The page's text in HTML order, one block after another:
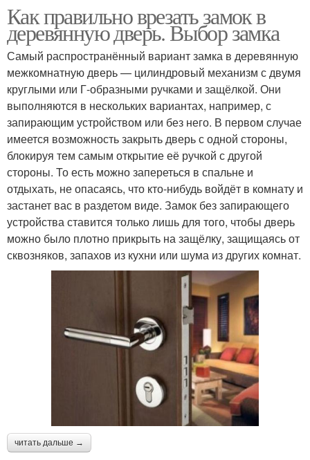
Как правильно врезать замок в
деревянную дверь. Выбор замка
Самый распространённый вариант замка в деревянную
межкомнатную дверь — цилиндровый механизм с двумя
круглыми или Г-образными ручками и защёлкой. Они
выполняются в нескольких вариантах, например, с
запирающим устройством или без него. В первом случае
имеется возможность закрыть дверь с одной стороны,
блокируя тем самым открытие её ручкой с другой
стороны. То есть можно запереться в спальне и
отдыхать, не опасаясь, что кто-нибудь войдёт в комнату и
застанет вас в раздетом виде. Замок без запирающего
устройства ставится только лишь для того, чтобы дверь
можно было плотно прикрыть на защёлку, защищаясь от
сквозняков, запахов из кухни или шума из других комнат.
читать дальше →